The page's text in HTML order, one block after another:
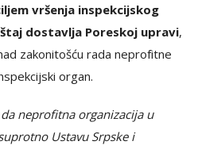
vršenja inspekcijskog
dostavlja Poreskoj upravi,
zakonitošću rada neprofitne
organ.
neprofitna organizacija u
Ustavu Srpske i